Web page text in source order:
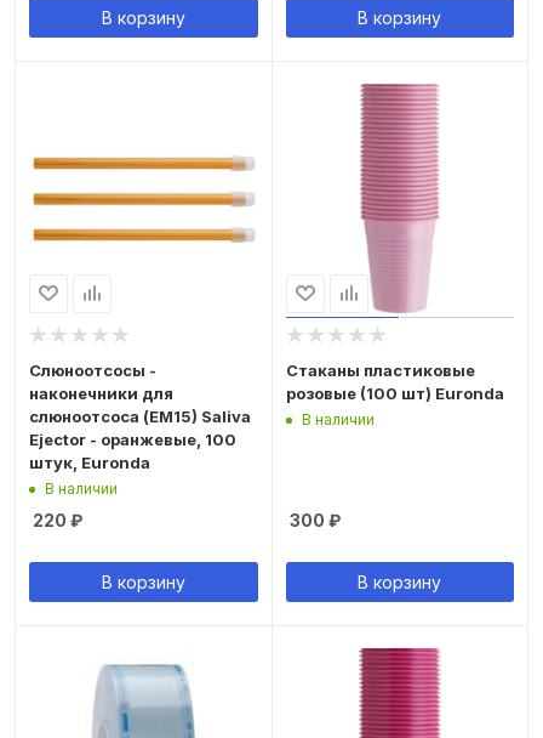
В корзину В корзину
Слюноотсосы -
наконечники для
слюноотсоса (ЕМ15) Saliva
Ejector - оранжевые, 100
штук, Euronda
В наличии
220 ₽
В корзину
Стаканы пластиковые
розовые (100 шт) Euronda
В наличии
300 ₽
В корзину